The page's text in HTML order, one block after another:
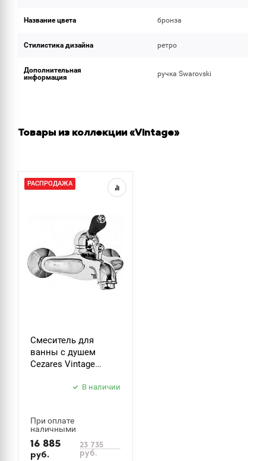
Название цвета бронза
Стилистика дизайна ретро
Дополнительная
информация
ручка Swarovski
Товары из коллекции «Vintage»
РАСПРОДАЖА
Смеситель для
ванны с душем
Cezares Vintage
В наличии
При оплате
наличными
16 885
руб.
23 735
руб.